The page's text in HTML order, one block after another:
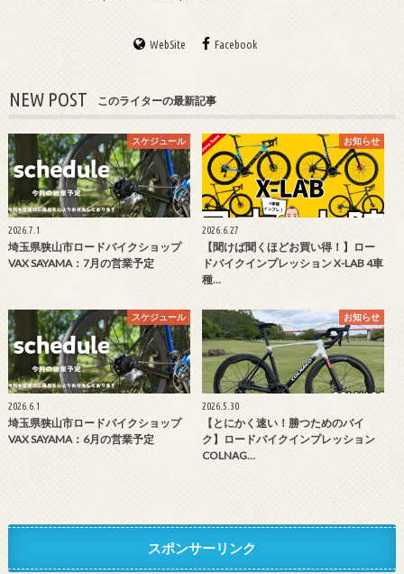
WebSite Facebook
NEW POST このライターの最新記事
スケジュール
2026.7.1
埼玉県狭山市ロードバイクショップ
VAX SAYAMA：7月の営業予定
お知らせ
2026.6.27
【聞けば聞くほどお買い得！】ロー
ドバイクインプレッション X-LAB 4車
種…
スケジュール
2026.6.1
埼玉県狭山市ロードバイクショップ
VAX SAYAMA：6月の営業予定
お知らせ
2026.5.30
【とにかく速い！勝つためのバイ
ク】ロードバイクインプレッション
COLNAG…
スポンサーリンク